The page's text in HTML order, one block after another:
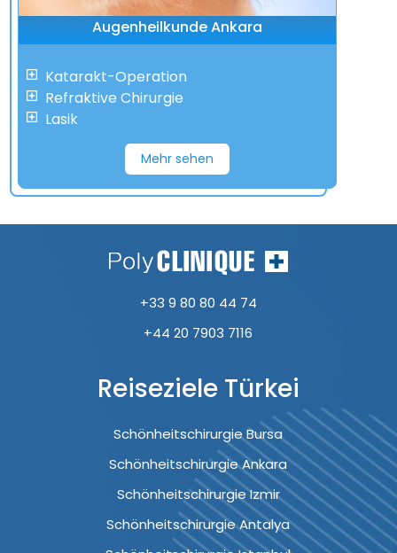
Augenheilkunde Ankara
Katarakt-Operation
Refraktive Chirurgie
Lasik
Mehr sehen
+33 9 80 80 44 74
+44 20 7903 7116
Reiseziele Türkei
Schönheitschirurgie Bursa
Schönheitschirurgie Ankara
Schönheitschirurgie Izmir
Schönheitschirurgie Antalya